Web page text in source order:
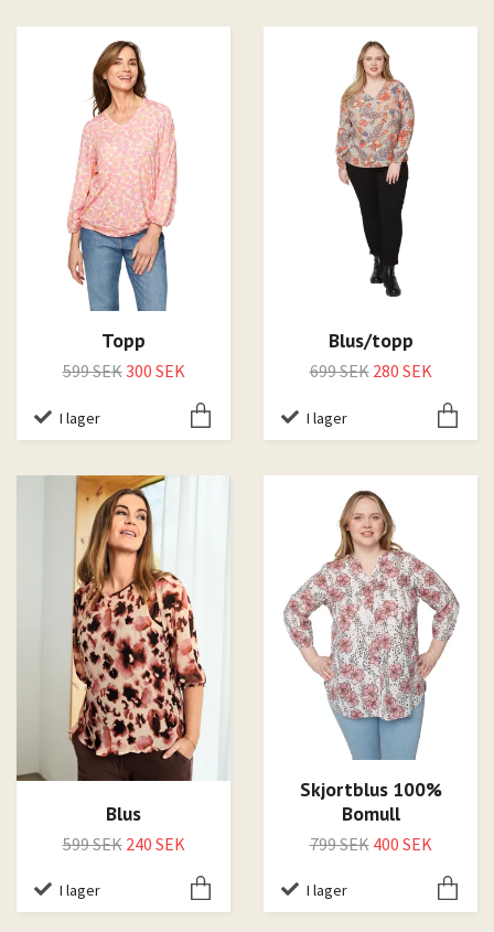
Topp
599 SEK300 SEK
I lager
Blus/topp
699 SEK 280 SEK
I lager
Blus
599 SEK 240 SEK
I lager
Skjortblus 100%
Bomull
799 SEK 400 SEK
I lager